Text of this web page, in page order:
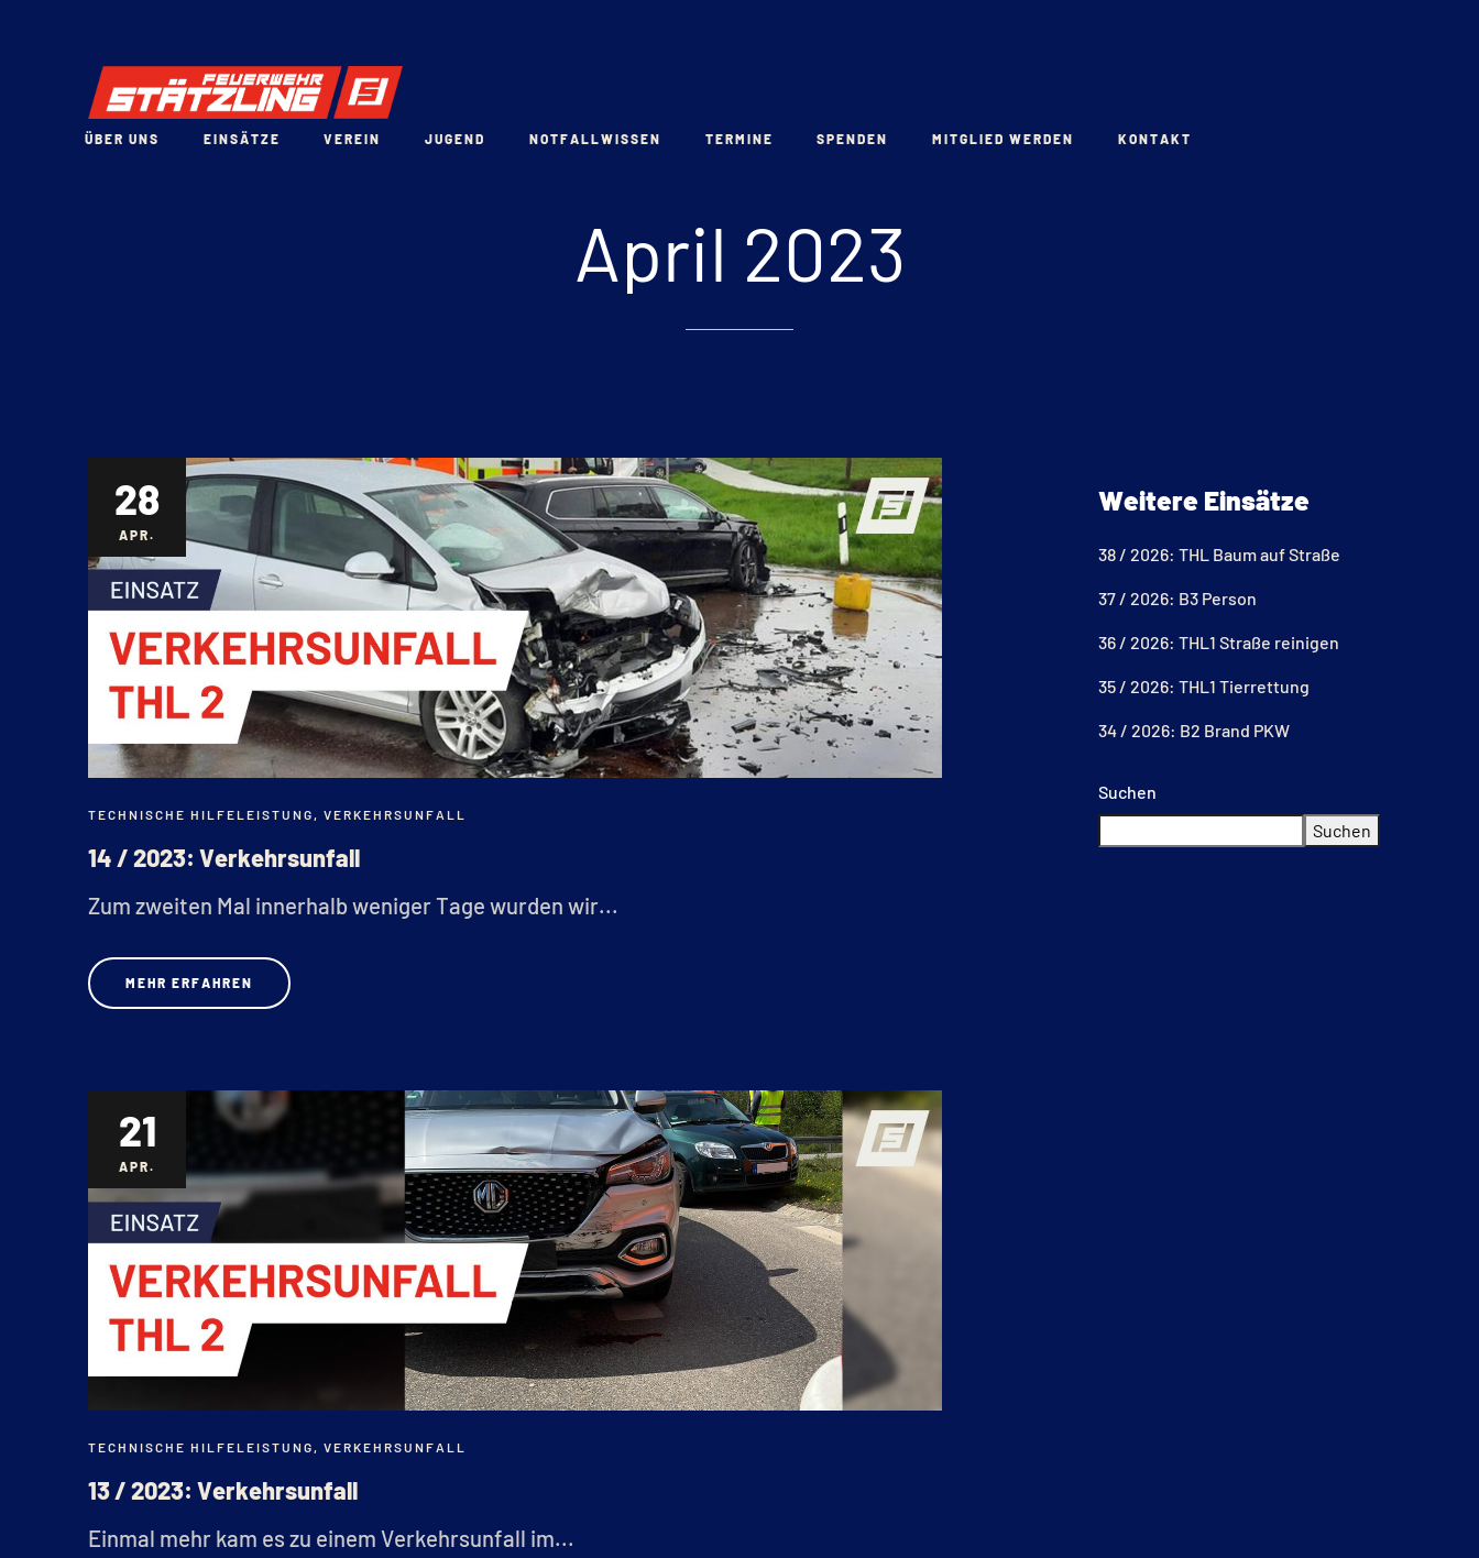
ÜBER UNS EINSÄTZE VEREIN JUGEND NOTFALLWISSEN TERMINE SPENDEN MITGLIED WERDEN KONTAKT
April 2023
28
APR.
TECHNISCHE HILFELEISTUNG , VERKEHRSUNFALL
14 / 2023: Verkehrsunfall
Zum zweiten Mal innerhalb weniger Tage wurden wir...
MEHR ERFAHREN
21
APR.
TECHNISCHE HILFELEISTUNG VERKEHRSUNFALL
13 / 2023: Verkehrsunfall
Einmal mehr kam es zu einem Verkehrsunfall im...
Weitere Einsätze
38 / 2026: THL Baum auf Straße
37 / 2026: B3 Person
36 / 2026: THL1 Straße reinigen
35 / 2026: THL1 Tierrettung
34 / 2026: B2 Brand PKW
Suchen
Suchen